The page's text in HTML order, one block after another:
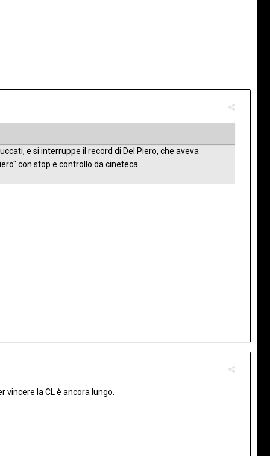
e si interruppe il record di Del Piero, che aveva
con stop e controllo da cineteca.
vincere la CL è ancora lungo.